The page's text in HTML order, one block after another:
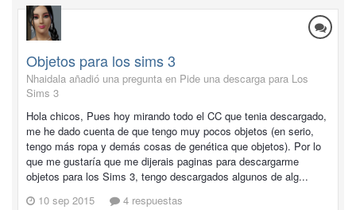
Objetos para los sims 3
Nhaidala añadió una pregunta en Pide una descarga para Los
Sims 3
Hola chicos, Pues hoy mirando todo el CC que tenia descargado,
me he dado cuenta de que tengo muy pocos objetos (en serio,
tengo más ropa y demás cosas de genética que objetos). Por lo
que me gustaría que me dijerais paginas para descargarme
objetos para los Sims 3, tengo descargados algunos de alg...
10 sep 2015
4 respuestas